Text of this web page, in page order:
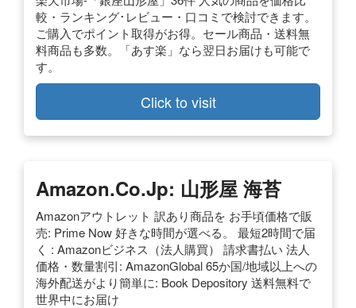
較・ランキング･レビュー・口コミで検討できます。
ご購入でポイント取得がお得。セール商品・送料無
料商品も多数。「あす楽」なら翌日お届けも可能で
す。
Click to visit
Amazon.co.jp: 山形屋 海苔
Amazonアウトレット 訳あり商品を お手頃価格で販
売: Prime Now 好きな時間が選べる。 最短2時間で届
く : Amazonビジネス（法人購買） 請求書払い 法人
価格・数量割引: AmazonGlobal 65か国/地域以上への
海外配送がより簡単に: Book Depository 送料無料で
世界中にお届け